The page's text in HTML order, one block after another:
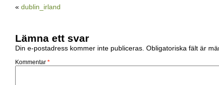
« dublin_irland
Lämna ett svar
Din e-postadress kommer inte publiceras. Obligatoriska fält är
Kommentar *